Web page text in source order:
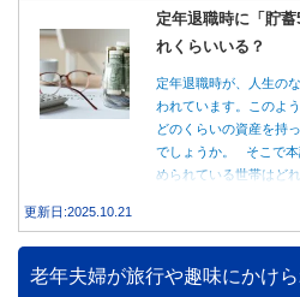
定年退職時に「貯
れくらいいる？
定年退職時が、人生の
われています。このよ
どのくらいの資産を持
でしょうか。 そこで本
められている世帯はど
更新日:2025.10.21
老年夫婦が旅行や趣味にかけ